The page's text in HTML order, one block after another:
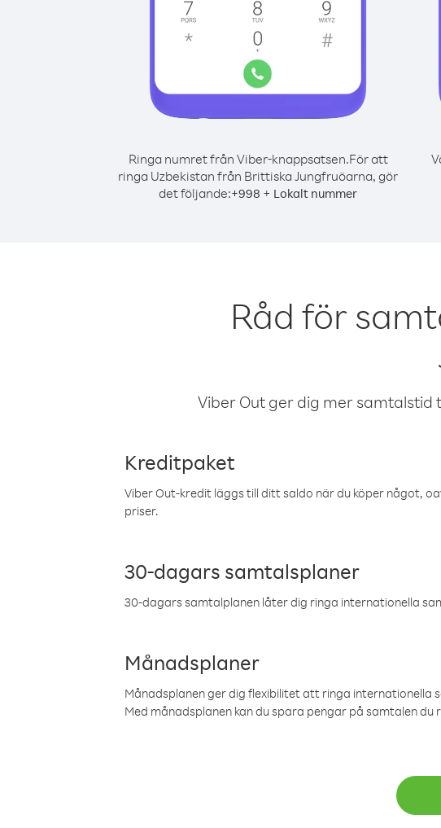
Ringa numret från Viber-knappsatsen.För att
ringa Uzbekistan från Brittiska Jungfruöarna, gör
det följande:+998 + Lokalt nummer
Råd för
Viber Out ger dig mer samtalstid
Kreditpaket
Viber Out-kredit läggs till ditt saldo när du köper något,
priser.
30-dagars samtalsplaner
30-dagars samtalplanen låter dig ringa internationella
Månadsplaner
Månadsplanen ger dig flexibilitet att ringa internationella
Med månadsplanen kan du spara pengar på samtalen du